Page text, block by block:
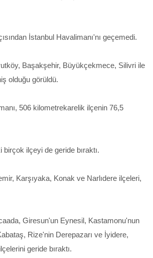
İstanbul Havalimanı'nı geçemedi.
Başakşehir, Büyükçekmece, Silivri ile
olduğu görüldü.
506 kilometrekarelik ilçenin 76,5
ilçeyi de geride bıraktı.
Karşıyaka, Konak ve Narlıdere ilçeleri,
Giresun'un Eynesil, Kastamonu'nun
Rize'nin Derepazarı ve İyidere,
geride bıraktı.